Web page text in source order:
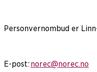
Personvernombud er
E-post:norec@norec.no